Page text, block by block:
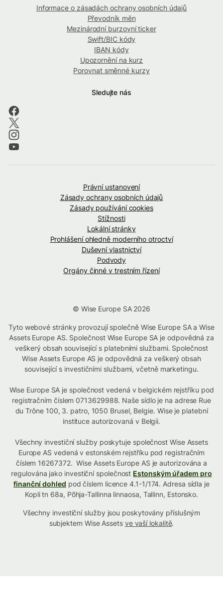
Informace o zásadách ochrany osobních údajů
Převodník měn
Mezinárodní burzovní ticker
Swift/BIC kódy
IBAN kódy
Upozornění na kurz
Porovnat směnné kurzy
Sledujte nás
Právní ustanovení
Zásady ochrany osobních údajů
Zásady používání cookies
Stížnosti
Lokální stránky
Prohlášení ohledně moderního otroctví
Duševní vlastnictví
Podvody
Orgány činné v trestním řízení
© Wise Europe SA 2026
Tyto webové stránky provozují společně Wise Europe SA a Wise
Assets Europe AS. Společnost Wise Europe SA je odpovědná za
veškerý obsah související s platebními službami. Společnost
Wise Assets Europe AS je odpovědná za veškerý obsah
související s investičními službami, včetně marketingu.
Wise Europe SA je společnost vedená v belgickém rejstříku pod
registračním číslem 0713629988. Naše sídlo je na adrese Rue
du Trône 100, 3. patro, 1050 Brusel, Belgie. Wise je platební
instituce autorizovaná v Belgii.
Všechny investiční služby poskytuje společnost Wise Assets
Europe AS vedená v estonském rejstříku pod registračním
číslem 16267372. Wise Assets Europe AS je autorizována a
regulována jako investiční společnost Estonským úřadem pro
finanční dohled pod číslem licence 4.1-1/174. Adresa sídla je
Kopli tn 68a, Põhja-Tallinna linnaosa, Tallinn, Estonsko.
Všechny investiční služby jsou poskytovány příslušným
subjektem Wise Assets ve vaší lokalitě.